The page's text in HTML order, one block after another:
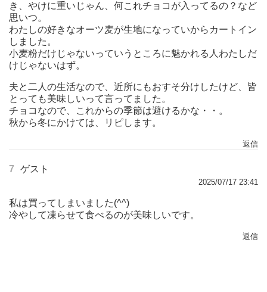
き、やけに重いじゃん、何これチョコが入ってるの？など
思いつ。
わたしの好きなオーツ麦が生地になっていからカートイン
しました。
小麦粉だけじゃないっていうところに魅かれる人わたしだ
けじゃないはず。
夫と二人の生活なので、近所にもおすそ分けしたけど、皆
とっても美味しいって言ってました。
チョコなので、これからの季節は避けるかな・・。
秋から冬にかけては、リピします。
返信
7 ゲスト
2025/07/17 23:41
私は買ってしまいました(^^)
冷やして凍らせて食べるのが美味しいです。
返信